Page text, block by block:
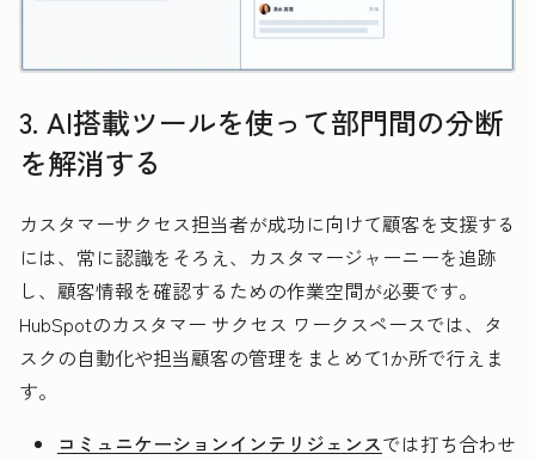
3. AI搭載ツールを使って部門間の分断
を解消する
カスタマーサクセス担当者が成功に向けて顧客を支援する
には、常に認識をそろえ、カスタマージャーニーを追跡
し、顧客情報を確認するための作業空間が必要です。
HubSpotのカスタマー サクセス ワークスペースでは、タ
スクの自動化や担当顧客の管理をまとめて1か所で行えま
す。
コミュニケーションインテリジェンスでは打ち合わせ